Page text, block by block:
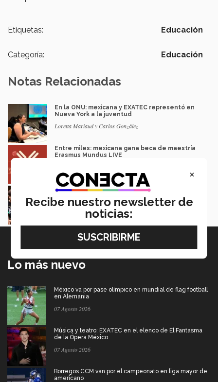
Etiquetas: Educación
Categoría: Educación
Notas Relacionadas
En la ONU: mexicana y EXATEC representó en
Nueva York a la juventud
Loretta Mariaud y Carlos González
Entre miles: mexicana gana beca de maestría
Erasmus Mundus LIVE
Estudiantes de 5 campus Tec impulsan
Juan José Flores Nava
Lo más nuevo
México va por pase olímpico en mundial de flag football
en Alemania
07 Agosto 2026
Música y teatro: EXATEC en el elenco de El Fantasma
de la Ópera México
07 Agosto 2026
Borregos CCM van por el campeonato en liga mayor de
americano
×
Recibe nuestro newsletter de
noticias: